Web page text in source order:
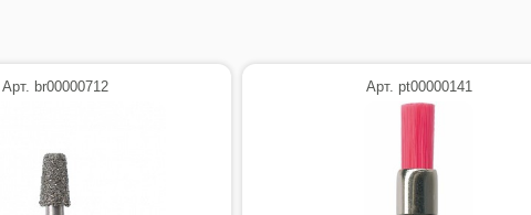
Арт. br00000712 Арт. pt00000141